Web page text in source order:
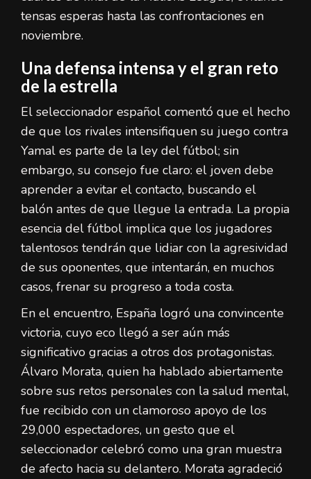
tensas esperas hasta las confrontaciones en
noviembre.
Una defensa intensa y el gran reto
de la estrella
El seleccionador español comentó que el hecho
de que los rivales intensifiquen su juego contra
Yamal es parte de la ley del fútbol; sin
embargo, su consejo fue claro: el joven debe
aprender a evitar el contacto, buscando el
balón antes de que llegue la entrada. La propia
esencia del fútbol implica que los jugadores
talentosos tendrán que lidiar con la agresividad
de sus oponentes, que intentarán, en muchos
casos, frenar su progreso a toda costa.
En el encuentro, España logró una convincente
victoria, cuyo eco llegó a ser aún más
significativo gracias a otros dos protagonistas.
Álvaro Morata, quien ha hablado abiertamente
sobre sus retos personales con la salud mental,
fue recibido con un clamoroso apoyo de los
29,000 espectadores, un gesto que el
seleccionador celebró como una gran muestra
de afecto hacia su delantero. Morata agradeció